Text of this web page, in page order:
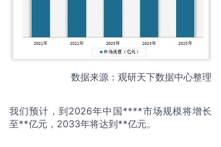
数据来源：观研天下数据中心整理
我们预计，到2026年中国****市场规模将增长
至**亿元，2033年将达到**亿元。